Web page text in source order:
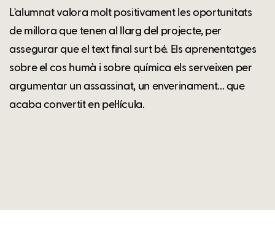
L'alumnat valora molt positivament les oportunitats
de millora que tenen al llarg del projecte, per
assegurar que el text final surt bé. Els aprenentatges
sobre el cos humà i sobre química els serveixen per
argumentar un assassinat, un enverinament... que
acaba convertit en pel·lícula.